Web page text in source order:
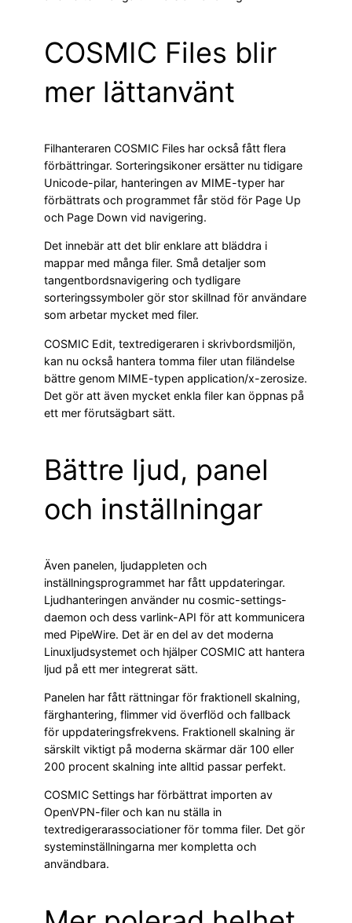
COSMIC Files blir
mer lättanvänt
Filhanteraren COSMIC Files har också fått flera
förbättringar. Sorteringsikoner ersätter nu tidigare
Unicode-pilar, hanteringen av MIME-typer har
förbättrats och programmet får stöd för Page Up
och Page Down vid navigering.
Det innebär att det blir enklare att bläddra i
mappar med många filer. Små detaljer som
tangentbordsnavigering och tydligare
sorteringssymboler gör stor skillnad för användare
som arbetar mycket med filer.
COSMIC Edit, textredigeraren i skrivbordsmiljön,
kan nu också hantera tomma filer utan filändelse
bättre genom MIME-typen application/x-zerosize.
Det gör att även mycket enkla filer kan öppnas på
ett mer förutsägbart sätt.
Bättre ljud, panel
och inställningar
Även panelen, ljudappleten och
inställningsprogrammet har fått uppdateringar.
Ljudhanteringen använder nu cosmic-settings-
daemon och dess varlink-API för att kommunicera
med PipeWire. Det är en del av det moderna
Linuxljudsystemet och hjälper COSMIC att hantera
ljud på ett mer integrerat sätt.
Panelen har fått rättningar för fraktionell skalning,
färghantering, flimmer vid överflöd och fallback
för uppdateringsfrekvens. Fraktionell skalning är
särskilt viktigt på moderna skärmar där 100 eller
200 procent skalning inte alltid passar perfekt.
COSMIC Settings har förbättrat importen av
OpenVPN-filer och kan nu ställa in
textredigerarassociationer för tomma filer. Det gör
systeminställningarna mer kompletta och
användbara.